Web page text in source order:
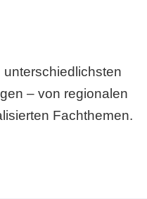
unterschiedlichsten
– von regionalen
Fachthemen.